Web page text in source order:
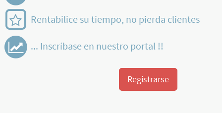
Rentabilice su tiempo, no pierda clientes
... Inscríbase en nuestro portal !!
Registrarse